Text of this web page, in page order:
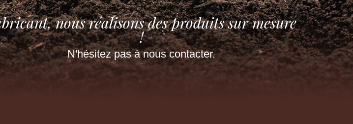
nous réalisons des produits sur mesure
!
N'hésitez pas à nous contacter.